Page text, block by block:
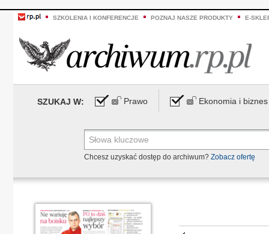
SZKOLENIA I KONFERENCJE POZNAJ NASZE PRODUKTY E-
SZUKAJ W: Prawo Ekonomia i biznes
Chcesz uzyskać dostęp do archiwum? Zobacz ofertę